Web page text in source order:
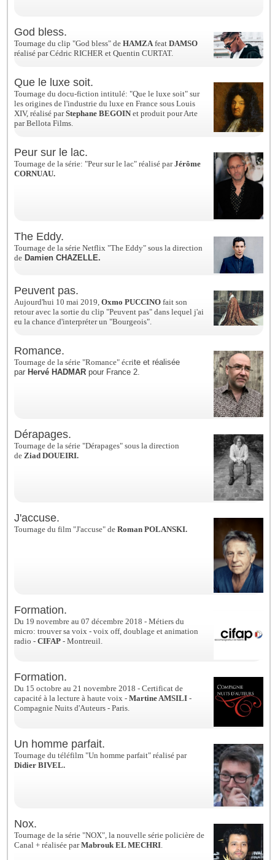
God bless.
Tournage du clip "God bless" deHAMZAfeatDAMSO
réalisé par Cédric RICHER et Quentin CURTAT.
Que le luxe soit.
Tournage du docu-fiction intitulé: "Que le luxe soit" sur
les origines de l'industrie du luxe en France sous Louis
XIV, réalisé parStephane BEGOIN et produit pour Arte
par Bellota Films.
Peur sur le lac.
Tournage de la série: "Peur sur le lac" réalisé parJérôme
CORNUAU.
The Eddy.
Tournage de la série Netflix "The Eddy" sous la direction
de Damien CHAZELLE.
Peuvent pas.
Aujourd'hui 10 mai 2019,Oxmo PUCCINO fait son
retour avec la sortie du clip "Peuvent pas" dans lequel j'ai
eu la chance d'interpréter un "Bourgeois".
Romance.
Tournage de la série "Romance" écrite et réalisée
par Hervé HADMARpour France 2.
Dérapages.
Tournage de la série "Dérapages" sous la direction
deZiad DOUEIRI.
J'accuse.
Tournage du film "J'accuse" deRoman POLANSKI.
Formation.
Du 19 novembre au 07 décembre 2018 - Métiers du
micro: trouver sa voix - voix off, doublage et animation
radio -CIFAP - Montreuil.
Formation.
Du 15 octobre au 21 novembre 2018 - Certificat de
capacité à la lecture à haute voix -Martine AMSILI -
Compagnie Nuits d'Auteurs - Paris.
Un homme parfait.
Tournage du téléfilm "Un homme parfait" réalisé par
Didier BIVEL.
Nox.
Tournage de la série "NOX", la nouvelle série policière de
Canal + réalisée parMabrouk EL MECHRI